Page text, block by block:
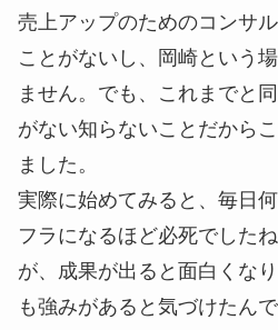
売上アップのためのコンサ
ことがないし、岡崎という
ません。でも、これまでと
がない知らないことだから
ました。
実際に始めてみると、毎日
フラになるほど必死でした
が、成果が出ると面白くな
も強みがあると気づけたん